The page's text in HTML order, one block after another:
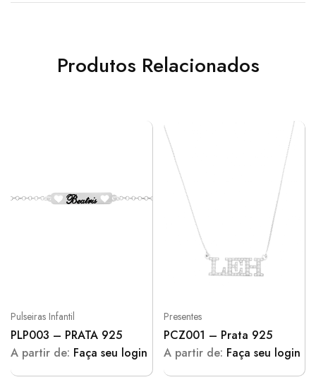
Produtos Relacionados
Pulseiras Infantil
PLP003 – PRATA 925
A partir de: Faça seu login
Presentes
PCZ001 – Prata 925
A partir de: Faça seu login